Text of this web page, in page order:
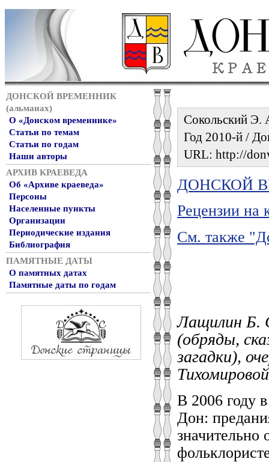
ДОНСКОЙ ВРЕМЕННИК
(альманах)
О «Донском временнике»
Статьи по темам
Статьи по годам
Наши авторы
АРХИВ КРАЕВЕДА
Об «Архиве краеведа»
Персоны
Населенные пункты
Организации
Периодические издания
Библиография
ПАМЯТНЫЕ ДАТЫ
О памятных датах
Памятные даты по годам
Сокольский Э.
Год 2010-й /
URL: http://
ДОНСКОЙ
Рецензии на
См. также
Лащилин Б.
(обряды,
загадки),
В 2006 году
Дон:
значительно